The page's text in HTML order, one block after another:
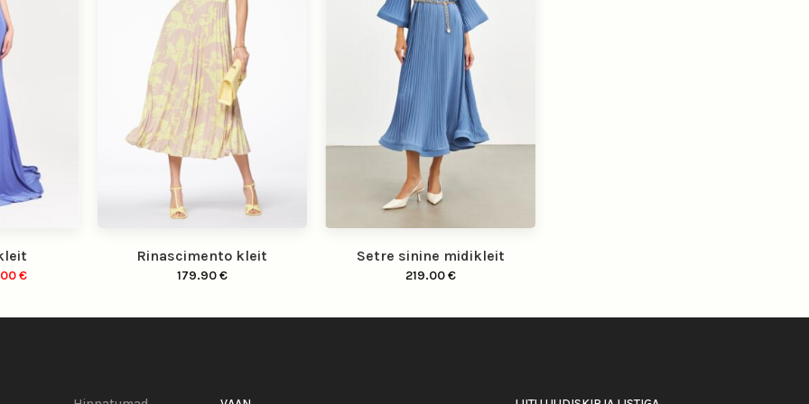
€Praegune
Rinascimento kleit
179.90€
Setre sinine midikleit
219.00€